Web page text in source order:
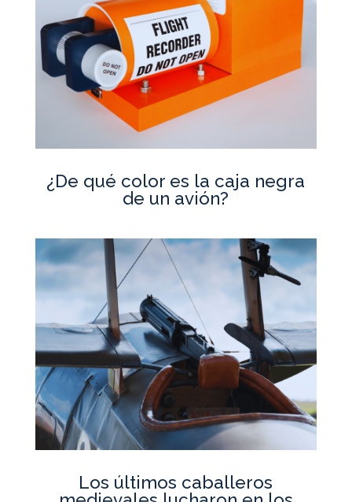
¿De qué color es la caja negra
de un avión?
Los últimos caballeros